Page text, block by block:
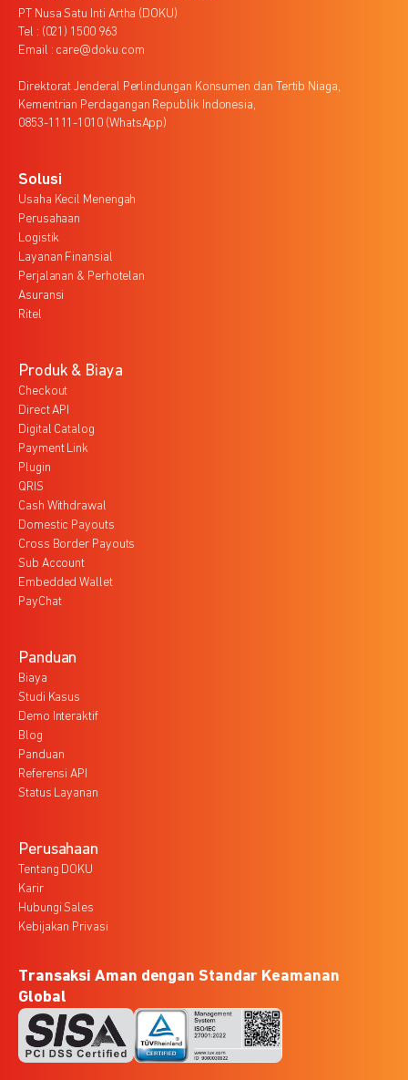
PT Nusa Satu Inti Artha (DOKU)
Tel : (021) 1500 963
Email : care@doku.com
Direktorat Jenderal Perlindungan Konsumen dan Tertib Niaga,
Kementrian Perdagangan Republik Indonesia,
0853-1111-1010 (WhatsApp)
Solusi
Usaha Kecil Menengah
Perusahaan
Logistik
Layanan Finansial
Perjalanan & Perhotelan
Asuransi
Ritel
Produk & Biaya
Checkout
Direct API
Digital Catalog
Payment Link
Plugin
QRIS
Cash Withdrawal
Domestic Payouts
Cross Border Payouts
Sub Account
Embedded Wallet
PayChat
Panduan
Biaya
Studi Kasus
Demo Interaktif
Blog
Panduan
Referensi API
Status Layanan
Perusahaan
Tentang DOKU
Karir
Hubungi Sales
Kebijakan Privasi
Transaksi Aman dengan Standar Keamanan
Global